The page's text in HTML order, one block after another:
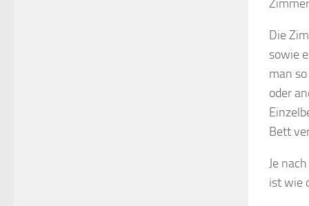
Die
sowie
man
oder
Bett
Je
ist wie